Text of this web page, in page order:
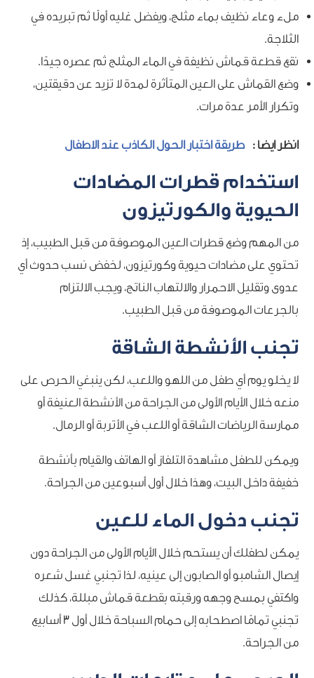
ملء وعاء نظيف بماء مثلج، ويفضل غليه أولًا ثم تبريده في
الثلاجة.
نقع قطعة قماش نظيفة في الماء المثلج ثم عصره جيدًا.
وضع القماش على العين المتأثرة لمدة لا تزيد عن دقيقتين،
وتكرار الأمر عدة مرات.
انظر ايضا :طريقة اختبار الحول الكاذب عند الاطفال
استخدام قطرات المضادات
الحيوية والكورتيزون
من المهم وضع قطرات العين الموصوفة من قبل الطبيب، إذ
تحتوي على مضادات حيوية وكورتيزون، لخفض نسب حدوث أي
عدوى وتقليل الاحمرار والالتهاب الناتج، ويجب الالتزام
بالجرعات الموصوفة من قبل الطبيب.
تجنب الأنشطة الشاقة
لا يخلو يوم أي طفل من اللهو واللعب، لكن ينبغي الحرص على
منعه خلال الأيام الأولى من الجراحة من الأنشطة العنيفة أو
ممارسة الرياضات الشاقة أو اللعب في الأتربة أو الرمال.
ويمكن للطفل مشاهدة التلفاز أو الهاتف والقيام بأنشطة
خفيفة داخل البيت، وهذا خلال أول أسبوعين من الجراحة.
تجنب دخول الماء للعين
يمكن لطفلك أن يستحم خلال الأيام الأولى من الجراحة دون
إيصال الشامبو أو الصابون إلى عينيه، لذا تجنبي غسل شعره
واكتفي بمسح وجهه ورقبته بقطعة قماش مبللة، كذلك
تجنبي تمامًا اصطحابه إلى حمام السباحة خلال أول 3 أسابيع
من الجراحة.